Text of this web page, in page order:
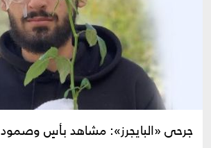
جرحى «البايجرز»: مشاهد بأسٍ وصمود